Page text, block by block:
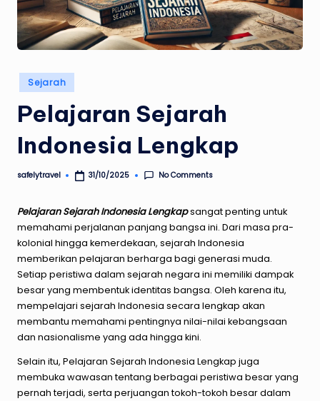
Posted
in
Sejarah
Pelajaran Sejarah
Indonesia Lengkap
Posted
safelytravel 31/10/2025 No Comments
Pelajaran Sejarah Indonesia Lengkapsangat penting untuk
memahami perjalanan panjang bangsa ini. Dari masa pra-
kolonial hingga kemerdekaan, sejarah Indonesia
memberikan pelajaran berharga bagi generasi muda.
Setiap peristiwa dalam sejarah negara ini memiliki dampak
besar yang membentuk identitas bangsa. Oleh karena itu,
mempelajari sejarah Indonesia secara lengkap akan
membantu memahami pentingnya nilai-nilai kebangsaan
dan nasionalisme yang ada hingga kini.
Selain itu, Pelajaran Sejarah Indonesia Lengkap juga
membuka wawasan tentang berbagai peristiwa besar yang
pernah terjadi, serta perjuangan tokoh-tokoh besar dalam